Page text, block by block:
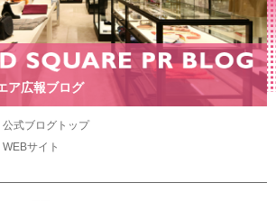
ア広報ブログ
公式ブログトップ
サイト